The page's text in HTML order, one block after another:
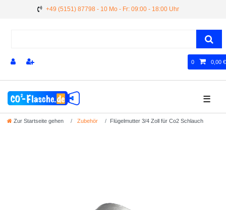
+49 (5151) 87798 - 10 Mo - Fr: 09:00 - 18:00 Uhr
0 0,00 €
☰
Zur Startseite gehen Zubehör Flügelmutter 3/4 Zoll für Co2 Schlauch